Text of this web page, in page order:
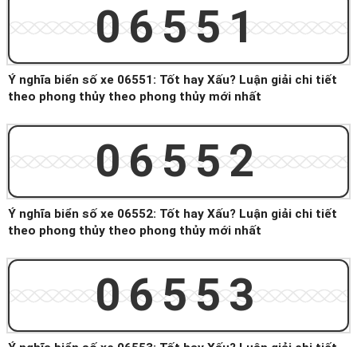
06551
Ý nghĩa biển số xe 06551: Tốt hay Xấu? Luận giải chi tiết
theo phong thủy theo phong thủy mới nhất
06552
Ý nghĩa biển số xe 06552: Tốt hay Xấu? Luận giải chi tiết
theo phong thủy theo phong thủy mới nhất
06553